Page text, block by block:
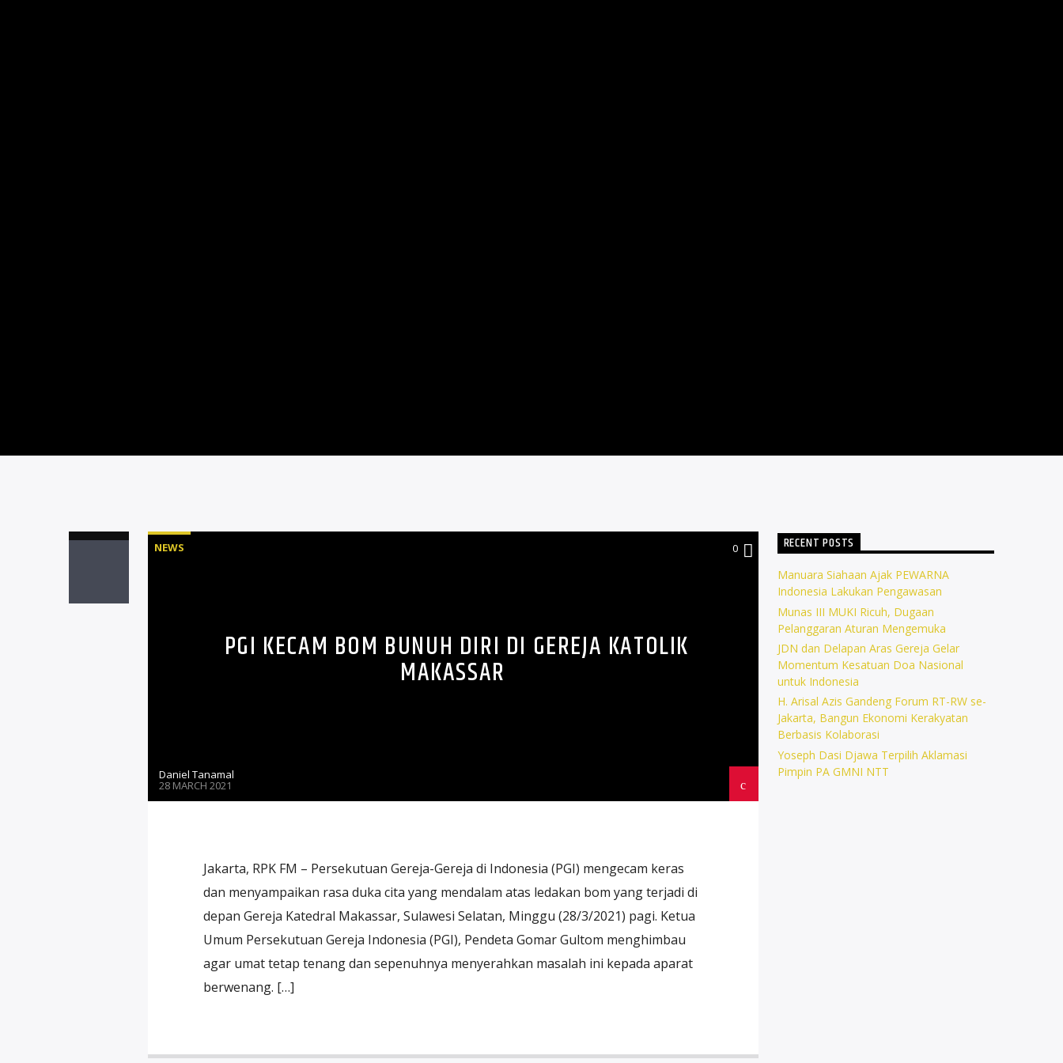
NEWS 0
PGI KECAM BOM BUNUH DIRI DI GEREJA KATOLIK
MAKASSAR
Daniel Tanamal
28 MARCH 2021
Jakarta, RPK FM – Persekutuan Gereja-Gereja di Indonesia (PGI) mengecam keras
dan menyampaikan rasa duka cita yang mendalam atas ledakan bom yang terjadi di
depan Gereja Katedral Makassar, Sulawesi Selatan, Minggu (28/3/2021) pagi. Ketua
Umum Persekutuan Gereja Indonesia (PGI), Pendeta Gomar Gultom menghimbau
agar umat tetap tenang dan sepenuhnya menyerahkan masalah ini kepada aparat
berwenang. […]
RECENT POSTS
Manuara Siahaan Ajak PEWARNA
Indonesia Lakukan Pengawasan
Munas III MUKI Ricuh, Dugaan
Pelanggaran Aturan Mengemuka
JDN dan Delapan Aras Gereja Gelar
Momentum Kesatuan Doa Nasional
untuk Indonesia
H. Arisal Azis Gandeng Forum RT-RW se-
Jakarta, Bangun Ekonomi Kerakyatan
Berbasis Kolaborasi
Yoseph Dasi Djawa Terpilih Aklamasi
Pimpin PA GMNI NTT